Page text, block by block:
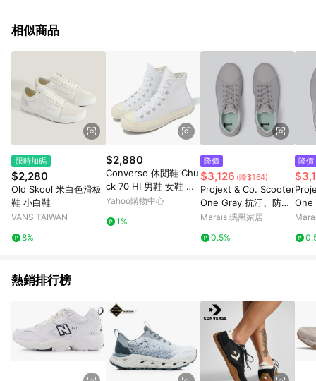
相似商品
限時加碼
$2,280
Old Skool 米白色滑板
鞋 小白鞋
VANS TAIWAN
8%
$2,880
Converse 休閒鞋 Chu
ck 70 HI 男鞋 女鞋 白
米白 1970 奶油底 皮革
C
Yahoo購物中心
1%
降價
$3,126 (降$164)
Projext & Co. Scooter
One Gray 抗汙、防水
經典小白鞋 灰色 - 灰
Marais 瑪黑家居
0.5%
降價
One
經
熱銷排行榜